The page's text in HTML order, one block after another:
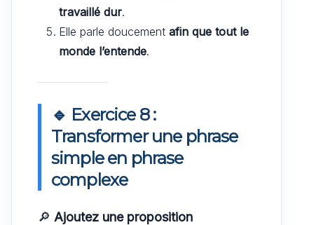
travaillé dur.
Elle parle doucement afin que tout le
monde l’entende.
🔹 Exercice 8 :
Transformer une phrase
simple en phrase
complexe
🔎 Ajoutez une proposition